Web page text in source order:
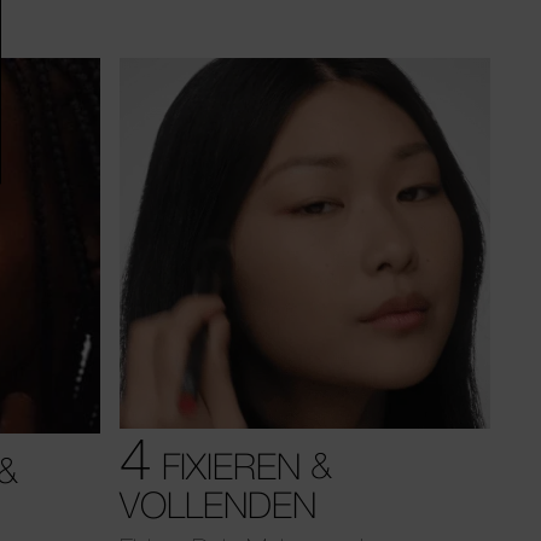
4 FIXIEREN &
VOLLENDEN